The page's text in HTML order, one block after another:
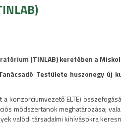
(TINLAB) keretében a
Testülete huszonegy
konzorciumvezető ELTE)
módszertanok meghatározása;
valódi társadalmi kihívásokra